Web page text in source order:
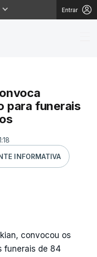
Entrar
Irão
para funerais
INFORMATIVA
convocou os
funerais de 84